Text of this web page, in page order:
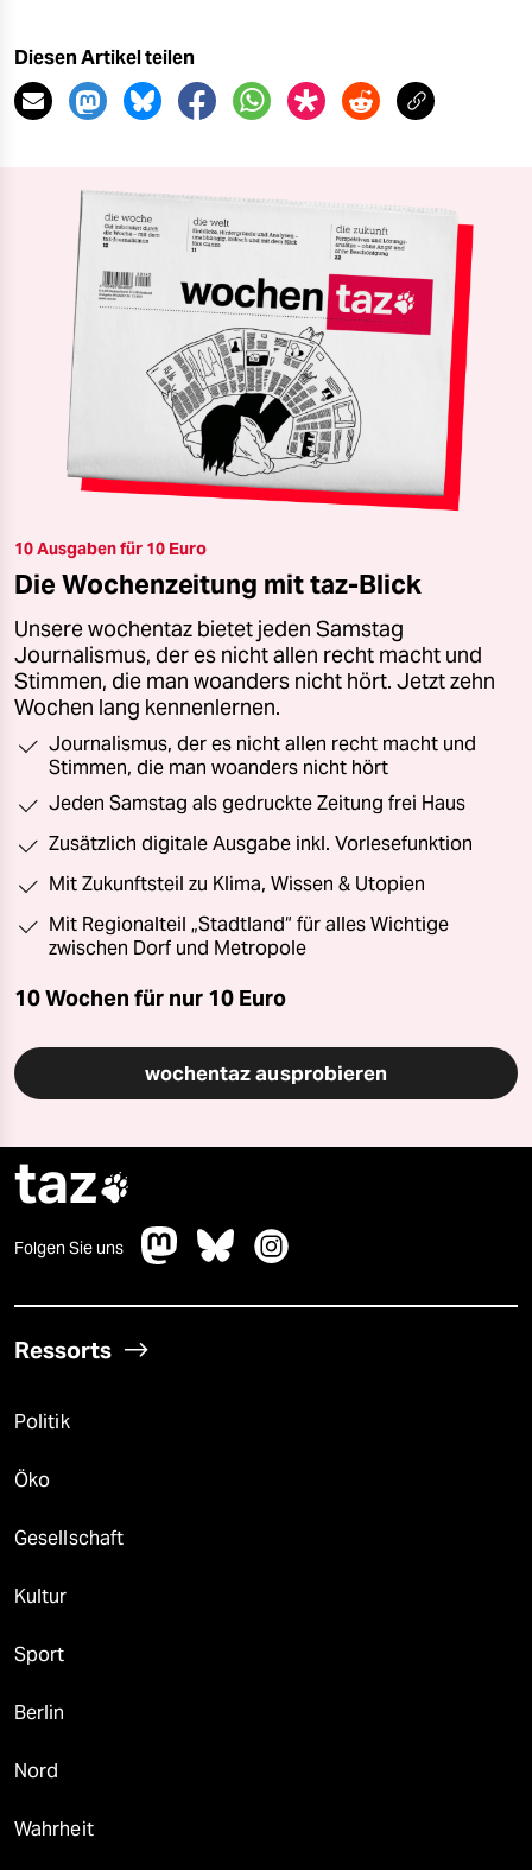
Diesen Artikel teilen
10 Ausgaben für 10 Euro
Die Wochenzeitung mit taz-Blick
Unsere wochentaz bietet jeden Samstag
Journalismus, der es nicht allen recht macht und
Stimmen, die man woanders nicht hört. Jetzt zehn
Wochen lang kennenlernen.
Journalismus, der es nicht allen recht macht und
Stimmen, die man woanders nicht hört
Jeden Samstag als gedruckte Zeitung frei Haus
Zusätzlich digitale Ausgabe inkl. Vorlesefunktion
Mit Zukunftsteil zu Klima, Wissen & Utopien
Mit Regionalteil „Stadtland“ für alles Wichtige
zwischen Dorf und Metropole
10 Wochen für nur 10 Euro
wochentaz ausprobieren
taz
Folgen Sie uns
Ressorts
Politik
Öko
Gesellschaft
Kultur
Sport
Berlin
Nord
Wahrheit